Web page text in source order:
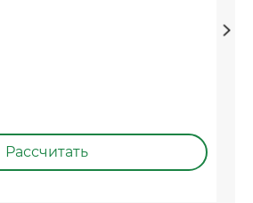
Рассчитать